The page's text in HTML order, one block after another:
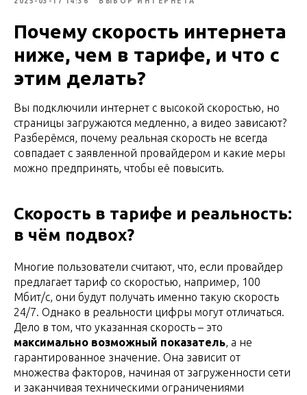
Почему скорость интернета
ниже, чем в тарифе, и что с
этим делать?
Вы подключили интернет с высокой скоростью, но
страницы загружаются медленно, а видео зависают?
Разберёмся, почему реальная скорость не всегда
совпадает с заявленной провайдером и какие меры
можно предпринять, чтобы её повысить.
Скорость в тарифе и реальность:
в чём подвох?
Многие пользователи считают, что, если провайдер
предлагает тариф со скоростью, например, 100
Мбит/с, они будут получать именно такую скорость
24/7. Однако в реальности цифры могут отличаться.
Дело в том, что указанная скорость – это
максимально возможный показатель, а не
гарантированное значение. Она зависит от
множества факторов, начиная от загруженности сети
и заканчивая техническими ограничениями